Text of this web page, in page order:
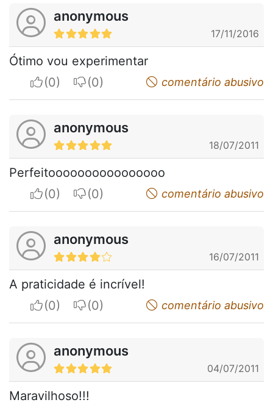
anonymous
17/11/2016
Ótimo vou experimentar
I apreciateI do not appreciatecomentário abusivo
anonymous
18/07/2011
Perfeitoooooooooooooooo
I apreciateI do not appreciatecomentário abusivo
anonymous
16/07/2011
A praticidade é incrível!
I apreciateI do not appreciatecomentário abusivo
anonymous
04/07/2011
Maravilhoso!!!